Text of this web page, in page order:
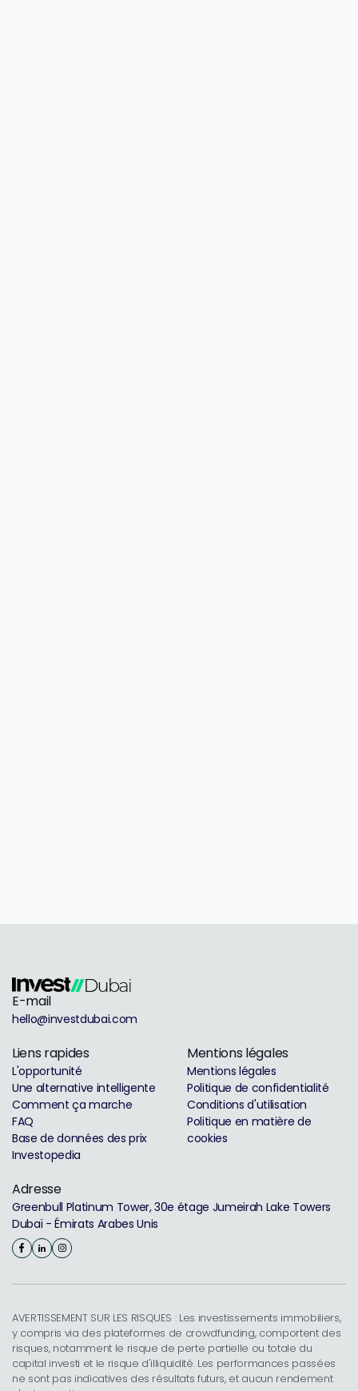
E-mail
hello@investdubai.com
Liens rapides
L'opportunité
Une alternative intelligente
Comment ça marche
FAQ
Base de données des prix
Investopedia
Mentions légales
Mentions légales
Politique de confidentialité
Conditions d'utilisation
Politique en matière de
cookies
Adresse
Greenbull Platinum Tower, 30e étage Jumeirah Lake Towers
Dubaï - Émirats Arabes Unis
AVERTISSEMENT SUR LES RISQUES : Les investissements immobiliers,
y compris via des plateformes de crowdfunding, comportent des
risques, notamment le risque de perte partielle ou totale du
capital investi et le risque d'illiquidité. Les performances passées
ne sont pas indicatives des résultats futurs, et aucun rendement